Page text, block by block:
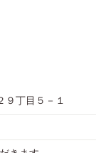
丁目５－１